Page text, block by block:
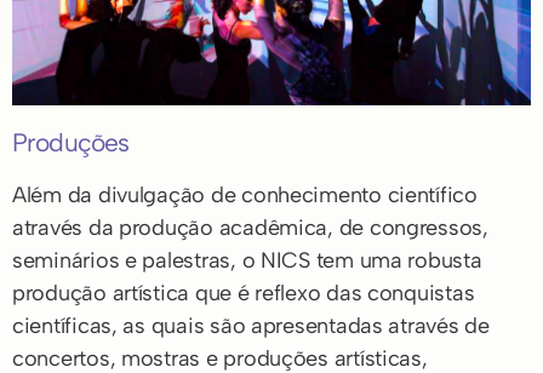
Produções
Além da divulgação de conhecimento científico
através da produção acadêmica, de congressos,
seminários e palestras, o NICS tem uma robusta
produção artística que é reflexo das conquistas
científicas, as quais são apresentadas através de
concertos, mostras e produções artísticas,